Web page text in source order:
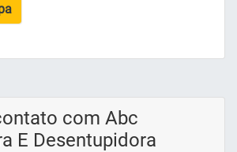
com Abc
E Desentupidora